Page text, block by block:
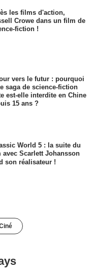
les films d'action,
Crowe dans un film de
fiction !
vers le futur : pourquoi
saga de science-fiction
est-elle interdite en Chine
15 ans ?
World 5 : la suite du
avec Scarlett Johansson
son réalisateur !